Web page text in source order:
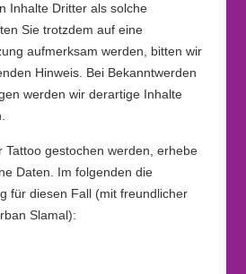
Inhalte Dritter als solche
Sie trotzdem auf eine
aufmerksam werden, bitten wir
Hinweis. Bei Bekanntwerden
werden wir derartige Inhalte
Tattoo gestochen werden, erhebe
Daten. Im folgenden die
für diesen Fall (mit freundlicher
Slamal):